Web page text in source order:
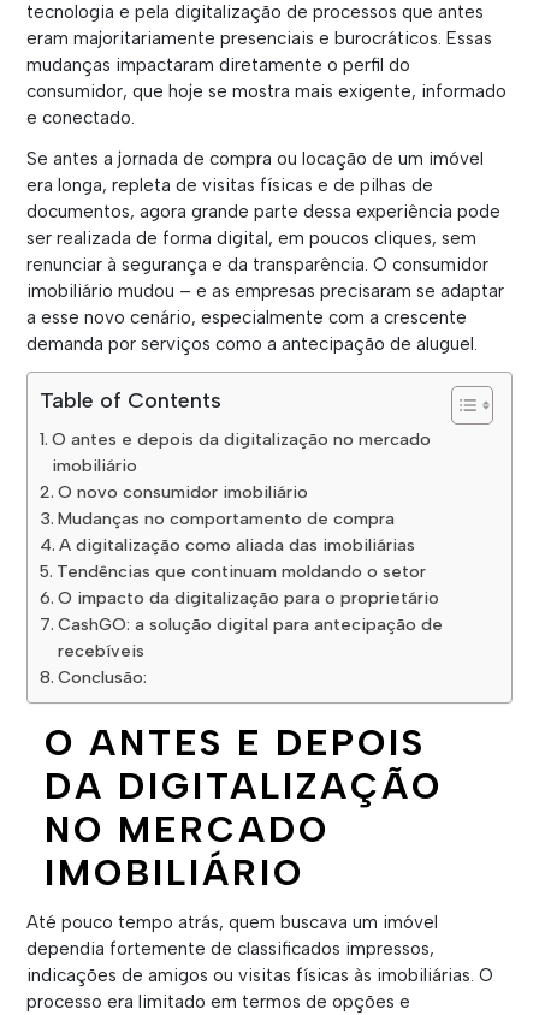
tecnologia e pela digitalização de processos que antes
eram majoritariamente presenciais e burocráticos. Essas
mudanças impactaram diretamente o perfil do
consumidor, que hoje se mostra mais exigente, informado
e conectado.
Se antes a jornada de compra ou locação de um imóvel
era longa, repleta de visitas físicas e de pilhas de
documentos, agora grande parte dessa experiência pode
ser realizada de forma digital, em poucos cliques, sem
renunciar à segurança e da transparência. O consumidor
imobiliário mudou – e as empresas precisaram se adaptar
a esse novo cenário, especialmente com a crescente
demanda por serviços como a antecipação de aluguel.
Table of Contents
O antes e depois da digitalização no mercado
imobiliário
O novo consumidor imobiliário
Mudanças no comportamento de compra
A digitalização como aliada das imobiliárias
Tendências que continuam moldando o setor
O impacto da digitalização para o proprietário
CashGO: a solução digital para antecipação de
recebíveis
Conclusão:
O ANTES E DEPOIS
DA DIGITALIZAÇÃO
NO MERCADO
IMOBILIÁRIO
Até pouco tempo atrás, quem buscava um imóvel
dependia fortemente de classificados impressos,
indicações de amigos ou visitas físicas às imobiliárias. O
processo era limitado em termos de opções e